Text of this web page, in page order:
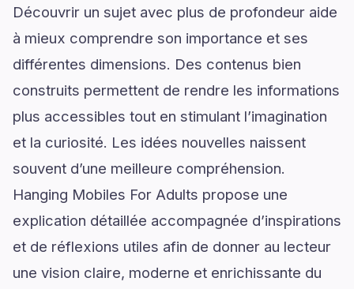
Découvrir un sujet avec plus de profondeur aide
à mieux comprendre son importance et ses
différentes dimensions. Des contenus bien
construits permettent de rendre les informations
plus accessibles tout en stimulant l’imagination
et la curiosité. Les idées nouvelles naissent
souvent d’une meilleure compréhension.
Hanging Mobiles For Adults propose une
explication détaillée accompagnée d’inspirations
et de réflexions utiles afin de donner au lecteur
une vision claire, moderne et enrichissante du